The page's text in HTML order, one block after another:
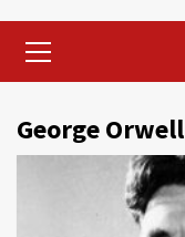
Menu
George Orwell